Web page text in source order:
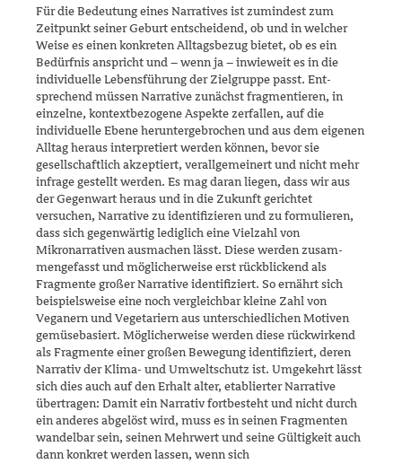
Für die Bedeutung eines Narratives ist zumindest zum
Zeitpunkt seiner Geburt entscheidend, ob und in welcher
Weise es einen konkreten All­tagsbezug bietet, ob es ein
Bedürfnis anspricht und – wenn ja – inwie­weit es in die
individuelle Lebensführung der Zielgruppe passt. Ent­
sprechend müssen Narrative zunächst fragmentieren, in
einzelne, kon­textbezogene Aspekte zerfallen, auf die
individuelle Ebene herunter­gebrochen und aus dem eigenen
Alltag heraus interpretiert werden können, bevor sie
gesellschaftlich akzeptiert, verallgemeinert und nicht mehr
infrage gestellt werden. Es mag daran liegen, dass wir aus
der Gegenwart heraus und in die Zukunft gerichtet
versuchen, Narrative zu identifizieren und zu formulieren,
dass sich gegenwärtig lediglich eine Vielzahl von
Mikronarrativen ausmachen lässt. Diese werden zusam­
mengefasst und möglicherweise erst rückblickend als
Fragmente großer Narrative identifiziert. So ernährt sich
beispielsweise eine noch ver­gleichbar kleine Zahl von
Veganern und Vegetariern aus unterschied­lichen Motiven
gemüsebasiert. Möglicherweise werden diese rückwir­kend
als Fragmente einer großen Bewegung identifiziert, deren
Narrativ der Klima- und Umweltschutz ist. Umgekehrt lässt
sich dies auch auf den Erhalt alter, etablierter Narrative
übertragen: Damit ein Narrativ fortbesteht und nicht durch
ein anderes abgelöst wird, muss es in seinen Fragmenten
wandelbar sein, seinen Mehrwert und seine Gültigkeit auch
dann konkret werden lassen, wenn sich